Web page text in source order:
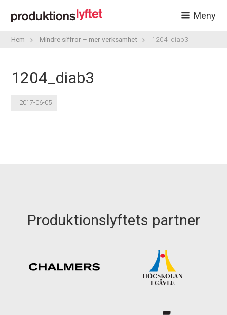
Meny
Hem Mindre siffror – mer verksamhet 1204_diab3
1204_diab3
· 2017-06-05
Produktionslyftets partner